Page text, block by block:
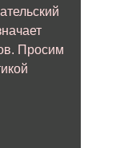
Просим